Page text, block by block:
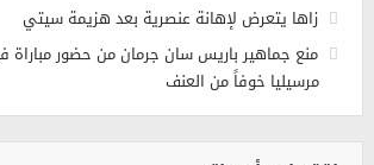
زاها يتعرض لإهانة عنصرية بعد هزيمة سيتي
منع جماهير باريس سان جرمان من حضور
مرسيليا خوفاً من العنف